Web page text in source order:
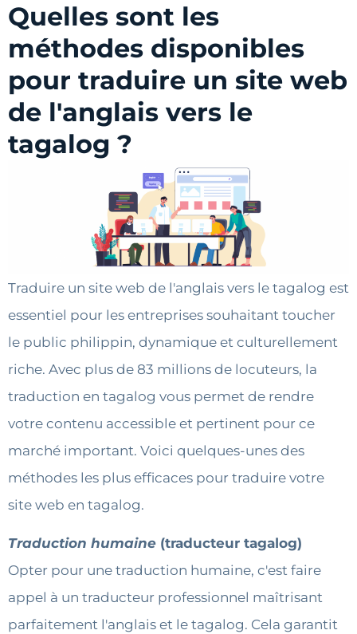
Quelles sont les
méthodes disponibles
pour traduire un site web
de l'anglais vers le
tagalog ?
Traduire un site web de l'anglais vers le tagalog est
essentiel pour les entreprises souhaitant toucher
le public philippin, dynamique et culturellement
riche. Avec plus de 83 millions de locuteurs, la
traduction en tagalog vous permet de rendre
votre contenu accessible et pertinent pour ce
marché important. Voici quelques-unes des
méthodes les plus efficaces pour traduire votre
site web en tagalog.
Traduction humaine (traducteur tagalog)
Opter pour une traduction humaine, c'est faire
appel à un traducteur professionnel maîtrisant
parfaitement l'anglais et le tagalog. Cela garantit